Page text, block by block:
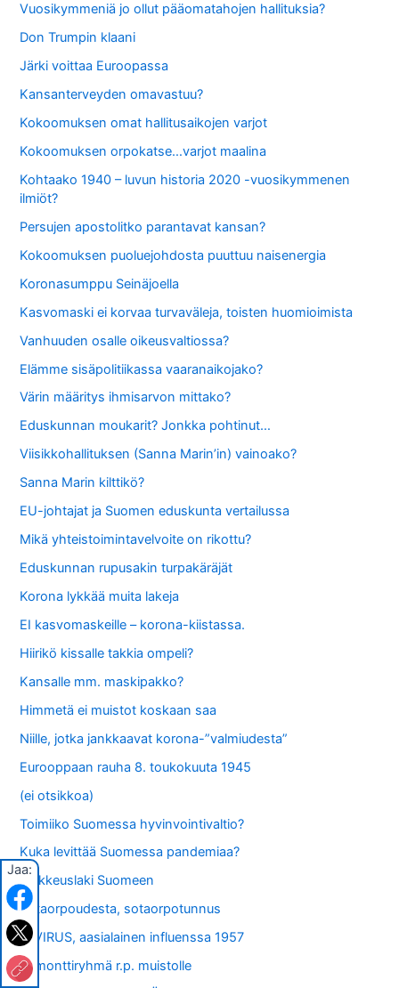
Vuosikymmeniä jo ollut pääomatahojen hallituksia?
Don Trumpin klaani
Järki voittaa Euroopassa
Kansanterveyden omavastuu?
Kokoomuksen omat hallitusaikojen varjot
Kokoomuksen orpokatse…varjot maalina
Kohtaako 1940 – luvun historia 2020 -vuosikymmenen
ilmiöt?
Persujen apostolitko parantavat kansan?
Kokoomuksen puoluejohdosta puuttuu naisenergia
Koronasumppu Seinäjoella
Kasvomaski ei korvaa turvaväleja, toisten huomioimista
Vanhuuden osalle oikeusvaltiossa?
Elämme sisäpolitiikassa vaaranaikojako?
Värin määritys ihmisarvon mittako?
Eduskunnan moukarit? Jonkka pohtinut…
Viisikkohallituksen (Sanna Marin’in) vainoako?
Sanna Marin kilttikö?
EU-johtajat ja Suomen eduskunta vertailussa
Mikä yhteistoimintavelvoite on rikottu?
Eduskunnan rupusakin turpakäräjät
Korona lykkää muita lakeja
EI kasvomaskeille – korona-kiistassa.
Hiirikö kissalle takkia ompeli?
Kansalle mm. maskipakko?
Himmetä ei muistot koskaan saa
Niille, jotka jankkaavat korona-”valmiudesta”
Eurooppaan rauha 8. toukokuuta 1945
(ei otsikkoa)
Toimiiko Suomessa hyvinvointivaltio?
Kuka levittää Suomessa pandemiaa?
Poikkeuslaki Suomeen
Sotaorpoudesta, sotaorpotunnus
A-VIRUS, aasialainen influenssa 1957
Remonttiryhmä r.p. muistolle
Jaa: